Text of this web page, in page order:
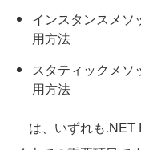
インスタンスメソ
用方法
スタティックメソ
用方法
は、いずれも.NET